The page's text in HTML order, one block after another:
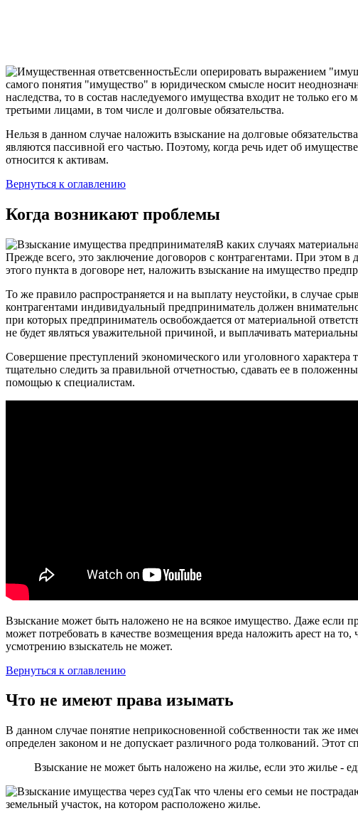
Если оперировать выражением
самого понятия "имущество" в юридическом смысле носит
наследства, то в состав наследуемого имущества входит не только
третьими лицами, в том числе и долговые обязательства.
Нельзя в данном случае наложить взыскание на долговые
являются пассивной его частью. Поэтому, когда речь идет об
относится к активам.
Вернуться к оглавлению
Когда возникают проблемы
В каких случаях
Прежде всего, это заключение договоров с контрагентами. При этом в
этого пункта в договоре нет, наложить взыскание на имущество
То же правило распространяется и на выплату неустойки, в случае
контрагентами индивидуальный предприниматель должен
при которых предприниматель освобождается от материальной
не будет являться уважительной причиной, и выплачивать
Совершение преступлений экономического или уголовного
тщательно следить за правильной отчетностью, сдавать ее в
помощью к специалистам.
Взыскание может быть наложено не на всякое имущество. Даже если
может потребовать в качестве возмещения вреда наложить арест на
усмотрению взыскатель не может.
Вернуться к оглавлению
Что не имеют права изымать
В данном случае понятие неприкосновенной собственности так же
определен законом и не допускает различного рода толкований. Этот
Взыскание не может быть наложено на жилье, если это жилье -
Так что члены его семьи не
земельный участок, на котором расположено жилье.